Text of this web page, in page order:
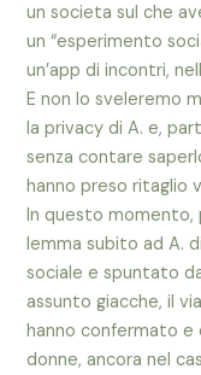
un societa sul che
un “esperimento
un’app di incontri,
E non lo sveleremo
la privacy di A. e,
senza contare
hanno preso ritaglio
In questo
lemma subito ad A.
sociale e spuntato
assunto giacche, il
hanno confermato e
donne, ancora nel